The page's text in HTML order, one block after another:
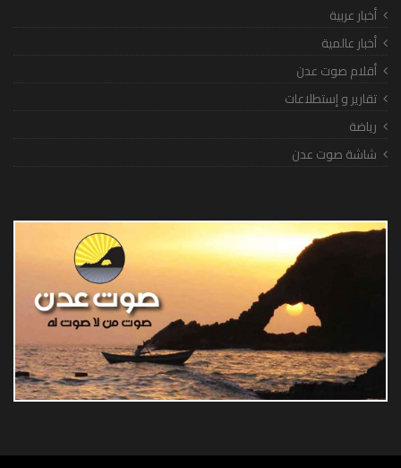
أخبار عربية
أخبار عالمية
أقلام صوت عدن
تقارير و إستطلاعات
رياضة
شاشة صوت عدن